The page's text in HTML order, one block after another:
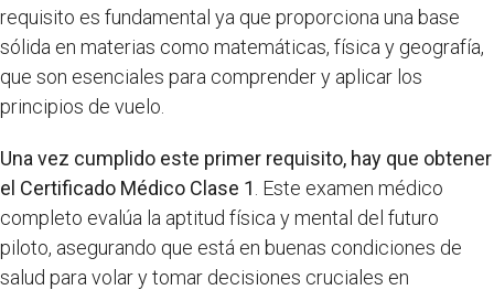
requisito es fundamental ya que proporciona una base
sólida en materias como matemáticas, física y geografía,
que son esenciales para comprender y aplicar los
principios de vuelo.
Una vez cumplido este primer requisito, hay que obtener
el Certificado Médico Clase 1 . Este examen médico
completo evalúa la aptitud física y mental del futuro
piloto, asegurando que está en buenas condiciones de
salud para volar y tomar decisiones cruciales en